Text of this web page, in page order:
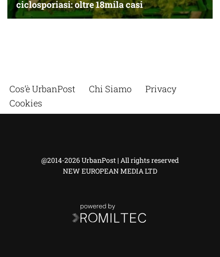
Cos’è UrbanPost Chi Siamo
Privacy
Cookies
@2014-2026 UrbanPost | All rights reserved
NEW EUROPEAN MEDIA LTD